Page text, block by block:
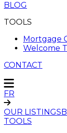
BLOG
TOOLS
Mortgage
Welcome
CONTACT
FR
OUR LISTINGS
TOOLS